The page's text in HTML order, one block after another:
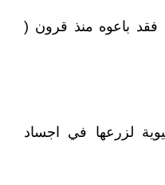
باعوه منذ قرون (
لزرعها في اجساد